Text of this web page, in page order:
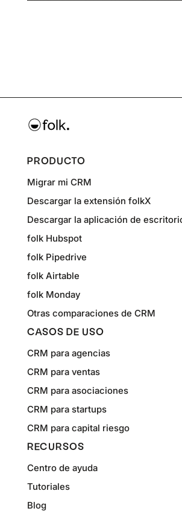
PRODUCTO
Migrar mi CRM
Descargar la extensión folkX
Descargar la aplicación de
folk Hubspot
folk Pipedrive
folk Airtable
folk Monday
Otras comparaciones de CRM
CASOS DE USO
CRM para agencias
CRM para ventas
CRM para asociaciones
CRM para startups
CRM para capital riesgo
RECURSOS
Centro de ayuda
Tutoriales
Blog